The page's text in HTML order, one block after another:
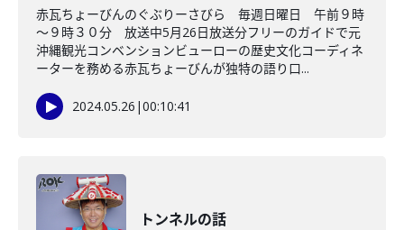
赤瓦ちょーびんのぐぶりーさびら 毎週日曜日 午前９時
～９時３０分 放送中5月26日放送分フリーのガイドで元
沖縄観光コンベンションビューローの歴史文化コーディネ
ーターを務める赤瓦ちょーびんが独特の語り口...
2024.05.26 |00:10:41
トンネルの話